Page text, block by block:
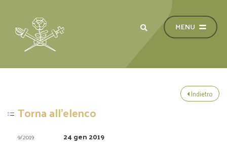
Indietro
Torna all'elenco
9/2019 24 gen 2019